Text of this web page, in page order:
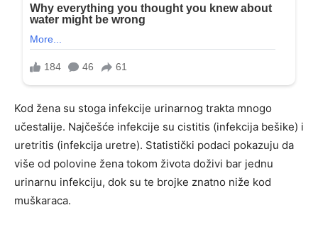
Kod žena su stoga infekcije urinarnog trakta mnogo
učestalije. Najčešće infekcije su cistitis (infekcija bešike) i
uretritis (infekcija uretre). Statistički podaci pokazuju da
više od polovine žena tokom života doživi bar jednu
urinarnu infekciju, dok su te brojke znatno niže kod
muškaraca.